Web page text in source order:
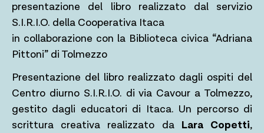
presentazione del libro realizzato dal servizio
S.I.R.I.O. della Cooperativa Itaca
in collaborazione con la Biblioteca civica “Adriana
Pittoni” di Tolmezzo
Presentazione del libro realizzato dagli ospiti del
Centro diurno S.I.R.I.O. di via Cavour a Tolmezzo,
gestito dagli educatori di Itaca. Un percorso di
scrittura creativa realizzato da Lara Copetti,